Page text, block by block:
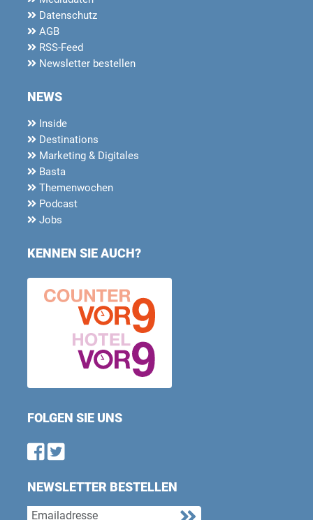
Datenschutz
AGB
RSS-Feed
Newsletter bestellen
NEWS
Inside
Destinations
Marketing & Digitales
Basta
Themenwochen
Podcast
Jobs
KENNEN SIE AUCH?
FOLGEN SIE UNS
Find us on Facebook
Follow us on Twitter
NEWSLETTER BESTELLEN